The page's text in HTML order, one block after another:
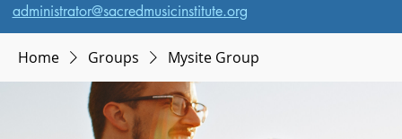
administrator@sacredmusicinstitute.org
Home Groups Mysite Group